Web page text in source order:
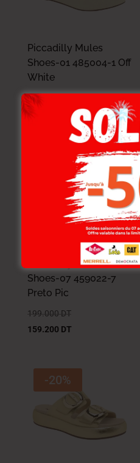
Piccadilly Mules
Shoes-01 485004-1 Off
White
229.000
183.200
DT
Piccadilly Mules
Shoes-07 459022-7
Preto Pic
199.000 DT
159.200 DT
-20%